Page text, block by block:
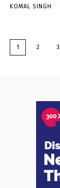
KOMAL SINGH -
1 2 3